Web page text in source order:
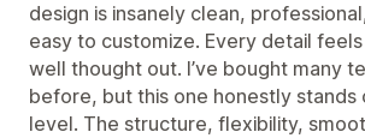
design is insanely clean,
easy to customize. Every detail
well thought out. I’ve bought many
before, but this one honestly stands
level. The structure, flexibility,